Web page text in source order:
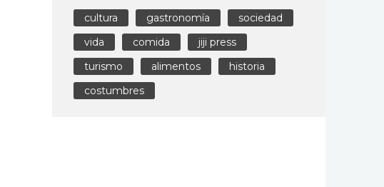
cultura gastronomía
sociedad
vida
comida
jiji press
turismo
alimentos
historia
costumbres